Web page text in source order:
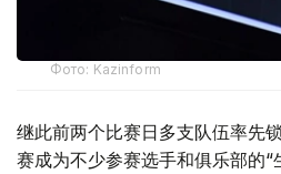
Фото: Kazinform
继此前两个比赛日多支队伍率先
赛成为不少参赛选手和俱乐部的“